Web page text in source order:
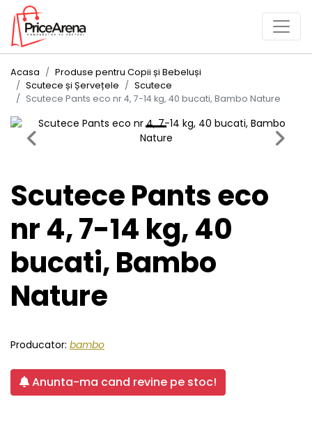
Acasa
Produse pentru Copii și Bebeluși
Scutece și Șervețele
Scutece
Scutece Pants eco nr 4, 7-14 kg, 40 bucati, Bambo Nature
Previous Next
Scutece Pants eco
nr 4, 7-14 kg, 40
bucati, Bambo
Nature
Producator: bambo
Anunta-ma cand revine pe stoc!